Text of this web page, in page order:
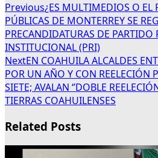
Previous¿ES MULTIMEDIOS O EL
PÚBLICAS DE MONTERREY SE
PRECANDIDATURAS DE
INSTITUCIONAL (PRI)
NextEN COAHUILA ALCALDES
POR UN AÑO Y CON REELECIÓN
SIETE; AVALAN ‘’DOBLE
TIERRAS COAHUILENSES
Related Posts